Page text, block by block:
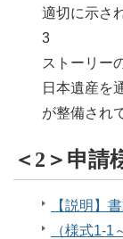
適切に示さ
3
ストーリー
日本遺産を
が整備され
＜2＞申請
【説明】
（様式1-